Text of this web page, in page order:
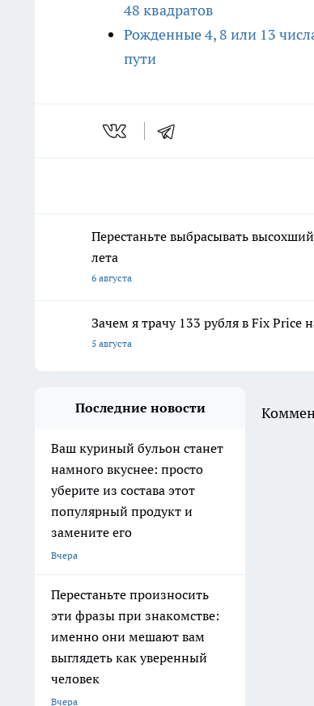
48 квадратов
Рожденные 4, 8 или 13
пути
Перестаньте выбрасывать
лета
6 августа
Зачем я трачу 133 рубля в Fix
5 августа
Последние новости
Ваш куриный бульон станет
намного вкуснее: просто
уберите из состава этот
популярный продукт и
замените его
Вчера
Перестаньте произносить
эти фразы при знакомстве:
именно они мешают вам
выглядеть как уверенный
человек
Вчера